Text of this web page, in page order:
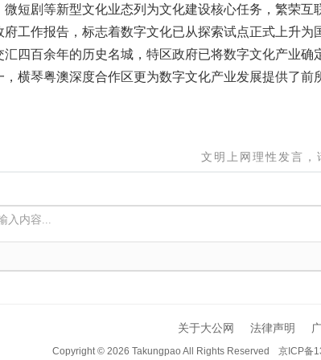
微短剧等新型文化业态列为文化建设核心任务，繁荣互
府工作报告，标志着数字文化已从探索试点正式上升为
汇四百余年的历史名城，特区政府已将数字文化产业确
横琴粤澳深度合作区更为数字文化产业发展提供了前
文明上网理性发言，
关于大公网 法律声明
Copyright © 2026 Takungpao All Rights Reserved 京ICP备